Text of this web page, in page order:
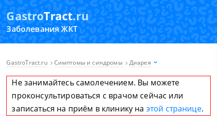
GastroTract.ru
Заболевания ЖКТ
GastroTract.ru Симптомы и синдромы Диарея
Не занимайтесь самолечением. Вы можете
проконсультироваться с врачом сейчас или
записаться на приём в клинику на этой странице.